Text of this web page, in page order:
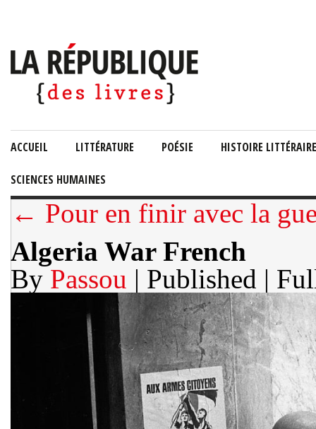
ACCUEIL LITTÉRATURE POÉSIE HISTOIRE LITTÉRAIRE
SCIENCES HUMAINES
← Pour en finir avec la
Algeria War French
By Passou | Published |